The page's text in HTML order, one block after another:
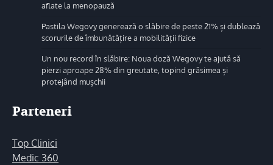
aflate la menopauză
Pastila Wegovy generează o slăbire de peste 21% și dublează
scorurile de îmbunătățire a mobilității fizice
Un nou record în slăbire: Noua doză Wegovy te ajută să
pierzi aproape 28% din greutate, topind grăsimea și
protejând mușchii
Parteneri
Top Clinici
Medic 360